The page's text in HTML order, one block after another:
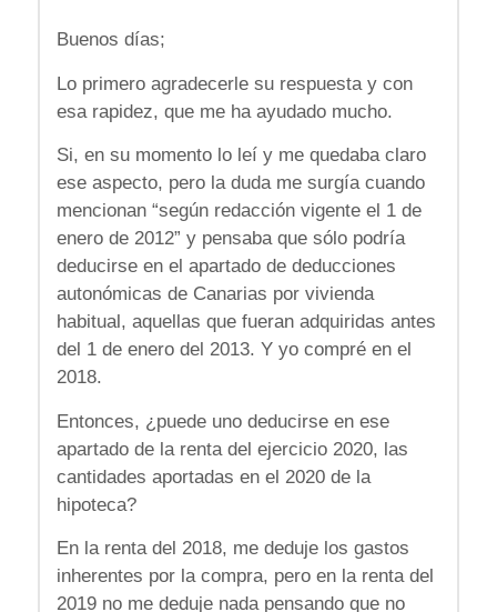
Buenos días;
Lo primero agradecerle su respuesta y con
esa rapidez, que me ha ayudado mucho.
Si, en su momento lo leí y me quedaba claro
ese aspecto, pero la duda me surgía cuando
mencionan “según redacción vigente el 1 de
enero de 2012” y pensaba que sólo podría
deducirse en el apartado de deducciones
autonómicas de Canarias por vivienda
habitual, aquellas que fueran adquiridas antes
del 1 de enero del 2013. Y yo compré en el
2018.
Entonces, ¿puede uno deducirse en ese
apartado de la renta del ejercicio 2020, las
cantidades aportadas en el 2020 de la
hipoteca?
En la renta del 2018, me deduje los gastos
inherentes por la compra, pero en la renta del
2019 no me deduje nada pensando que no